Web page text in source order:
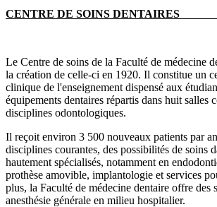
CENTRE DE SOINS
Le Centre de soins de la Faculté de médecine
la création de celle-ci en 1920. Il constitue un
clinique de l'enseignement dispensé aux
équipements dentaires répartis dans huit salles
disciplines odontologiques.
Il reçoit environ 3 500 nouveaux patients par
disciplines courantes, des possibilités de soins
hautement spécialisés, notamment en
prothèse amovible, implantologie et services
plus, la Faculté de médecine dentaire offre des
anesthésie générale en milieu hospitalier.